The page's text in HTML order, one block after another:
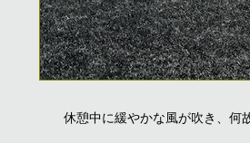
休憩中に緩やかな風が吹き、何